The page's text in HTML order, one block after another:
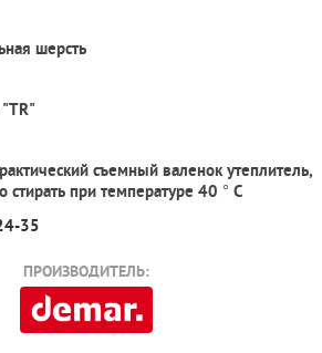
шерсть
"TR"
съемный валенок утеплитель,
при температуре 40 ° С
35
ПРОИЗВОДИТЕЛЬ: